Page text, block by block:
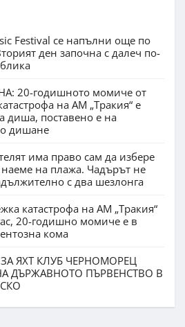
Festival се напълни още по
ден започна с далеч по-
20-годишното момиче от
на АМ „Тракия“ е
диша, поставено е на
дишане
има право сам да избере
наеме на плажа. Чадърът не
с два шезлонга
катастрофа на АМ „Тракия“
20-годишно момиче е в
кома
ЯХТ КЛУБ ЧЕРНОМОРЕЦ
ДЪРЖАВНОТО ПЪРВЕНСТВО В